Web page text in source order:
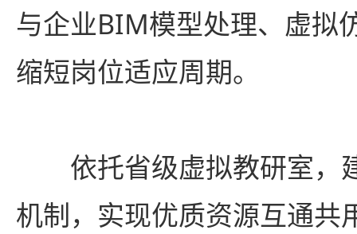
与企业BIM模型处理、虚拟
缩短岗位适应周期。
依托省级虚拟教研室，
机制，实现优质资源互通共